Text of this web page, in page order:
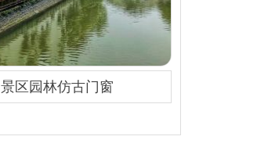
景区园林仿古门窗